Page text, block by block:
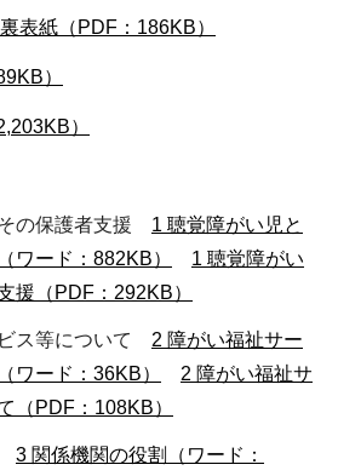
表紙（PDF：186KB）
）
）
の保護者支援 1 聴覚障がい児と
ワード：882KB）
1 聴覚障がい
援（PDF：292KB）
ス等について 2 障がい福祉サー
ワード：36KB）
2 障がい福祉サ
（PDF：108KB）
3 関係機関の役割（ワード：